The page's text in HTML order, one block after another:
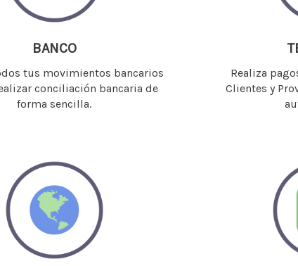
BANCO
tus movimientos bancarios
conciliación bancaria de
forma sencilla.
Realiza
Clientes y